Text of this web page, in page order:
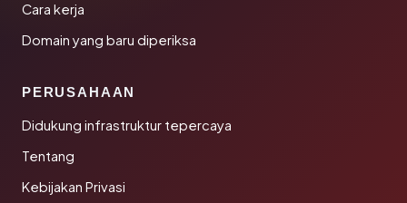
Cara kerja
Domain yang baru diperiksa
PERUSAHAAN
Didukung infrastruktur tepercaya
Tentang
Kebijakan Privasi